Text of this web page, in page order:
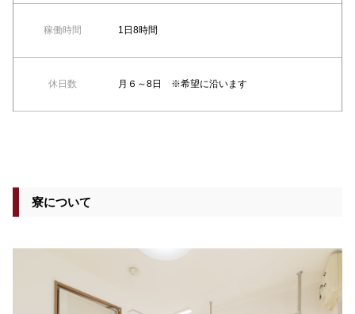
稼働時間 1日8時間
休日数 月６～8日 ※希望に沿います
寮について